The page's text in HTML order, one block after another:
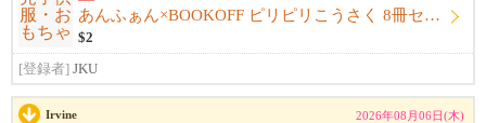
あんふぁん×BOOKOFF ピリピリこうさく 8冊セット
$2
[登録者] JKU
Irvine 2026年08月06日(木)